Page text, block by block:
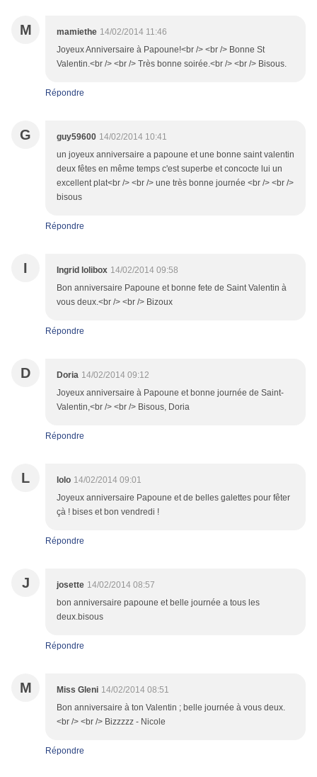
M mamiethe 14/02/2014 11:46
Joyeux Anniversaire à Papoune!<br /> <br /> Bonne St
Valentin.<br /> <br /> Très bonne soirée.<br /> <br /> Bisous.
Répondre
G guy59600 14/02/2014 10:41
un joyeux anniversaire a papoune et une bonne saint valentin
deux fêtes en même temps c'est superbe et concocte lui un
excellent plat<br /> <br /> une très bonne journée <br /> <br />
bisous
Répondre
I Ingrid lolibox 14/02/2014 09:58
Bon anniversaire Papoune et bonne fete de Saint Valentin à
vous deux.<br /> <br /> Bizoux
Répondre
D Doria 14/02/2014 09:12
Joyeux anniversaire à Papoune et bonne journée de Saint-
Valentin,<br /> <br /> Bisous, Doria
Répondre
L lolo 14/02/2014 09:01
Joyeux anniversaire Papoune et de belles galettes pour fêter
çà ! bises et bon vendredi !
Répondre
J josette 14/02/2014 08:57
bon anniversaire papoune et belle journée a tous les
deux.bisous
Répondre
M Miss Gleni 14/02/2014 08:51
Bon anniversaire à ton Valentin ; belle journée à vous deux.
<br /> <br /> Bizzzzz - Nicole
Répondre